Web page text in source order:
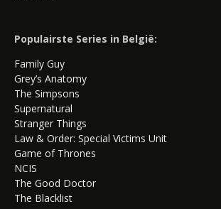
Populairste Series in België:
Family Guy
Grey’s Anatomy
The Simpsons
Supernatural
Stranger Things
Law & Order: Special Victims Unit
Game of Thrones
NCIS
The Good Doctor
The Blacklist